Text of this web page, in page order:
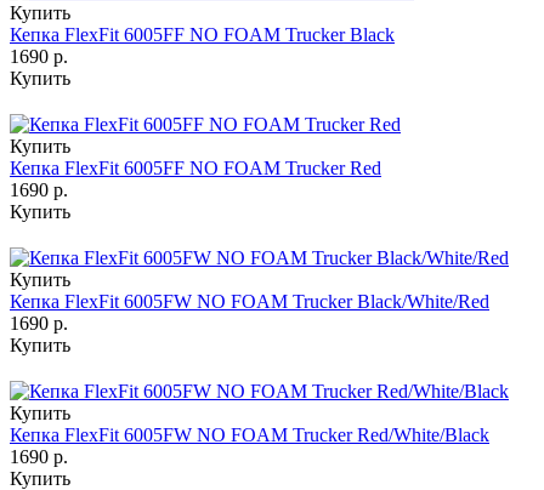
Купить
Кепка FlexFit 6005FF NO FOAM Trucker Black
1690 р.
Купить
Купить
Кепка FlexFit 6005FF NO FOAM Trucker Red
1690 р.
Купить
Купить
Кепка FlexFit 6005FW NO FOAM Trucker Black/White/Red
1690 р.
Купить
Купить
Кепка FlexFit 6005FW NO FOAM Trucker Red/White/Black
1690 р.
Купить